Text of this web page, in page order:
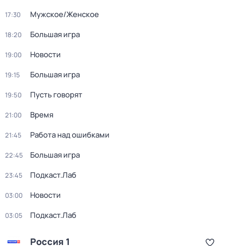
17:30 Мужское/Женское
18:20 Большая игра
19:00 Новости
19:15 Большая игра
19:50 Пусть говорят
21:00 Время
21:45 Работа над ошибками
22:45 Большая игра
23:45 Подкаст.Лаб
03:00 Новости
03:05 Подкаст.Лаб
Россия 1